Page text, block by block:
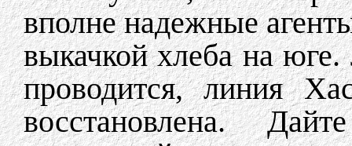
вполне надежные
выкачкой хлеба на
проводится, линия
восстановлена.